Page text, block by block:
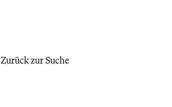
Zurück zur Suche